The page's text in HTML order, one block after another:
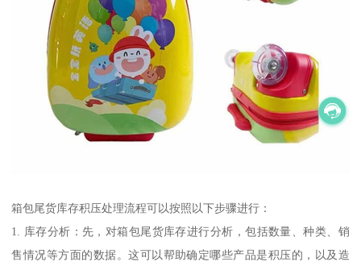
箱包尾货库存积压处理流程可以按照以下步骤进行：
1. 库存分析：先，对箱包尾货库存进行分析，包括数量、种类、销
售情况等方面的数据。这可以帮助确定哪些产品是积压的，以及造